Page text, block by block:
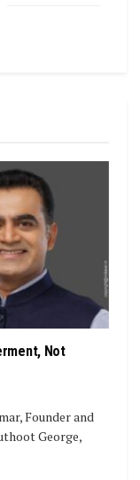
Not
Founder and
George,